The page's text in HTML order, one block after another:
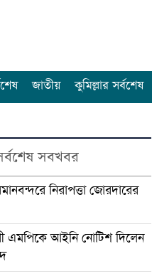
জাতীয় কুমিল্লার সর্বশেষ
সবখবর
নিরাপত্তা জোরদারের
এমপিকে আইনি নোটিশ দিলেন